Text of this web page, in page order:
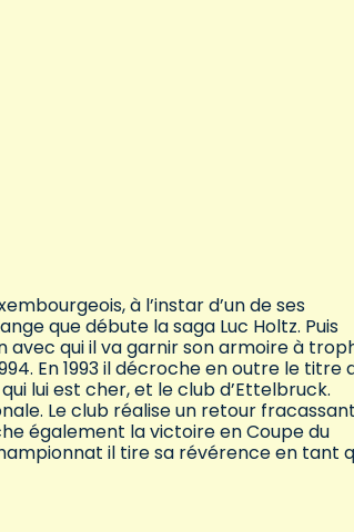
à l’instar d’un de ses
que débute la saga Luc Holtz. Puis
avec qui il va garnir son armoire à
En 1993 il décroche en outre le titre
lui est cher, et le club d’Ettelbruck.
Le club réalise un retour fracassant
également la victoire en Coupe du
il tire sa révérence en tant